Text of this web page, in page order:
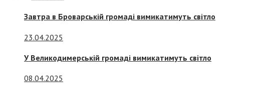
Завтра в Броварській громаді вимикатимуть світло
23.04.2025
У Великодимерській громаді вимикатимуть світло
08.04.2025